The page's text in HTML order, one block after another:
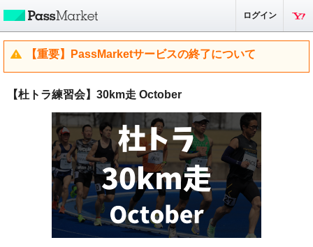
ログイン
【重要】PassMarketサービスの終了について
【杜トラ練習会】30km走 October